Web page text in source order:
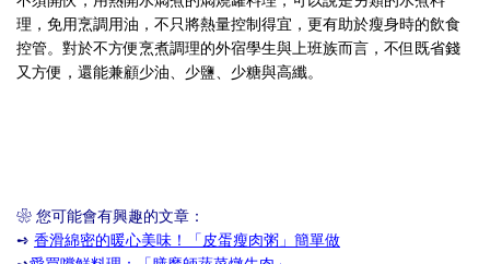
理，免用烹調用油，不只將熱量控制得宜，更有助於瘦身時的飲食
控管。對於不方便烹煮調理的外宿學生與上班族而言，不但既省錢
又方便，還能兼顧少油、少鹽、少糖與高纖。
❀ 您可能會有興趣的文章：
➺ 香滑綿密的暖心美味 ！「皮蛋瘦肉粥」簡單做